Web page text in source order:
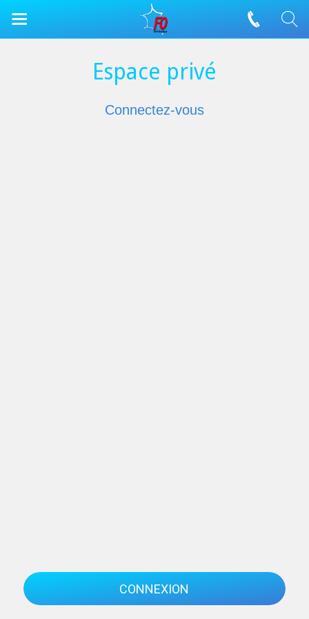
Espace privé
Connectez-vous
CONNEXION